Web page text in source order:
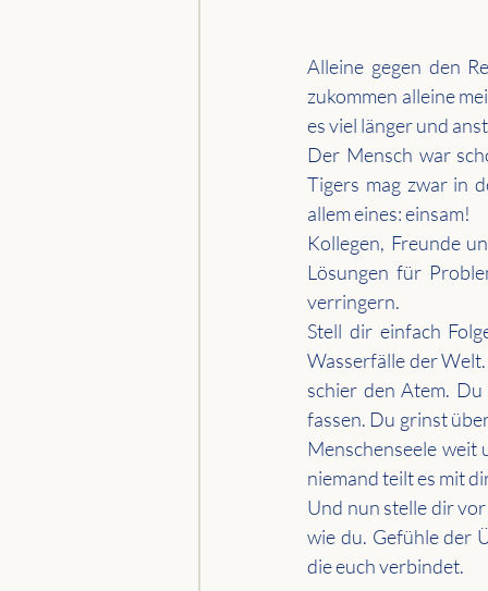
Alleine gegen den
zukommen alleine
es viel länger und
Der Mensch war
Tigers mag zwar in
allem eines: einsam!
Kollegen, Freunde
Lösungen für
verringern.
Stell dir einfach
Wasserfälle der
schier den Atem.
fassen. Du grinst
Menschenseele weit
niemand teilt es mit
Und nun stelle dir
wie du. Gefühle der
die euch verbindet.